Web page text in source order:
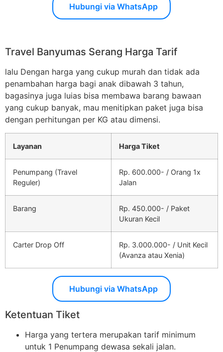
Hubungi via WhatsApp
Travel Banyumas Serang Harga Tarif
lalu Dengan harga yang cukup murah dan tidak ada
penambahan harga bagi anak dibawah 3 tahun,
bagasinya juga luias bisa membawa barang bawaan
yang cukup banyak, mau menitipkan paket juga bisa
dengan perhitungan per KG atau dimensi.
Layanan Harga Tiket
Penumpang (Travel
Reguler)
Rp. 600.000- / Orang 1x
Jalan
Barang
Rp. 450.000- / Paket
Ukuran Kecil
Carter Drop Off
Rp. 3.000.000- / Unit Kecil
(Avanza atau Xenia)
Hubungi via WhatsApp
Ketentuan Tiket
Harga yang tertera merupakan tarif minimum
untuk 1 Penumpang dewasa sekali jalan.